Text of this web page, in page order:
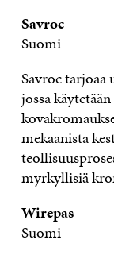
Savroc
Suomi
Savroc
jossa
mekaanista
myrkyllisiä
Wirepas
Suomi